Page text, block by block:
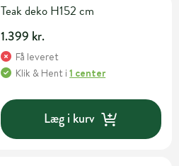
Teak deko H152 cm
1.399 kr.
Få leveret
Klik & Hent i1 center
Læg i kurv